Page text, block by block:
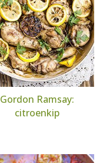
Gordon Ramsay:
citroenkip